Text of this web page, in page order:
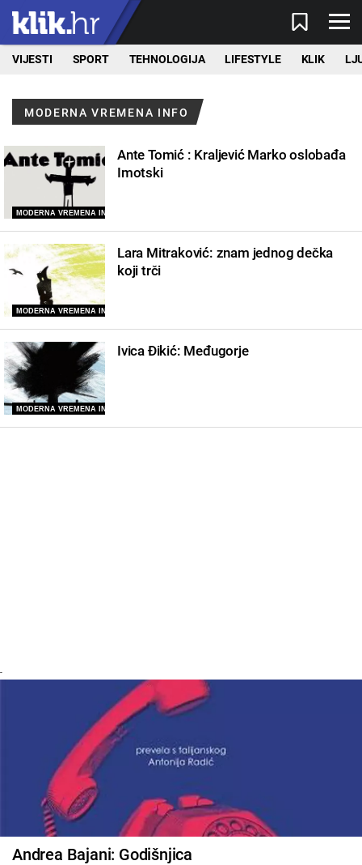
VIJESTI SPORT TEHNOLOGIJA LIFESTYLE KLIK
MODERNA VREMENA INFO
MODERNA VREMENA INFO
Ante Tomić : Kraljević Marko oslobađa
Imotski
MODERNA VREMENA INFO
Lara Mitraković: znam jednog dečka
koji trči
MODERNA VREMENA INFO
Ivica Ðikić: Međugorje
-
Andrea Bajani: Godišnjica